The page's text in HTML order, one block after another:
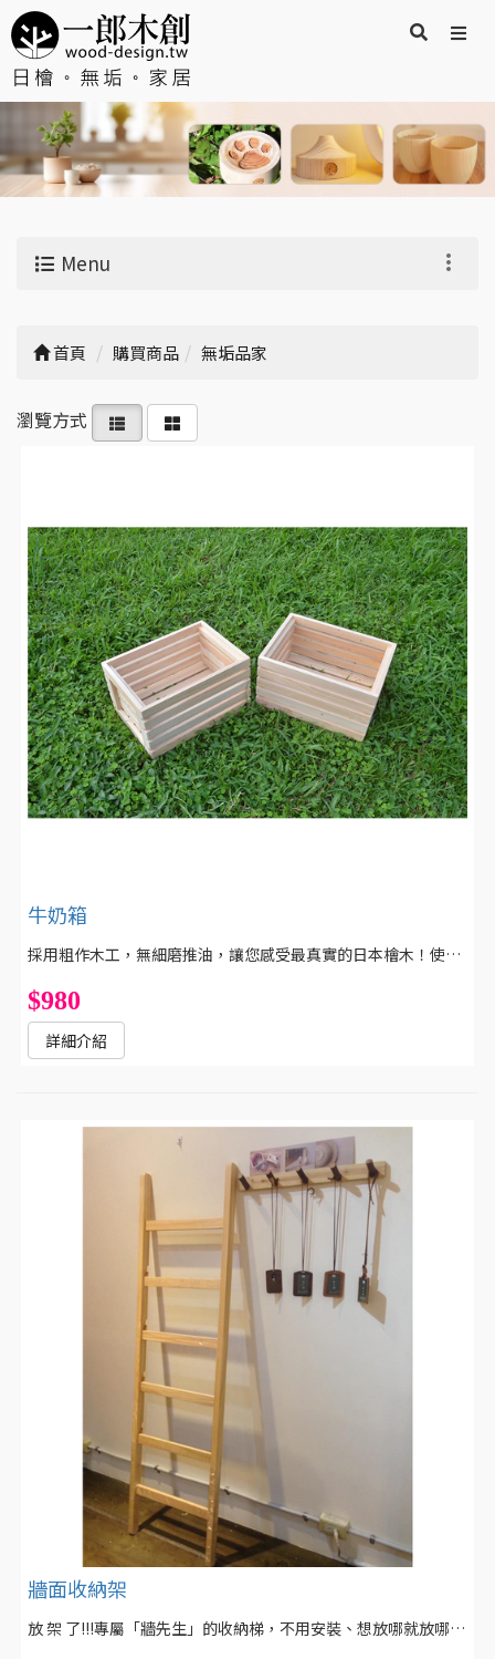
Menu
首頁 購買商品 無垢品家
瀏覽方式
牛奶箱
採用粗作木工，無細磨推油，讓您感受最真實的日本檜木！使用不鏽鋼釘製，不怕鋼釘生鏽牛奶箱不穩！
$980
詳細介紹
牆面收納架
放 架 了!!!專屬「牆先生」的收納梯，不用安裝、想放哪就放哪、毫無拘束地陪伴你的居家生活！簡易的橫桿設計，可依照自己的需求自行調整，要你收納—無煩惱！替散落在房間各處的衣服、襪子、褲子、飾品、圍巾......找個家吧！